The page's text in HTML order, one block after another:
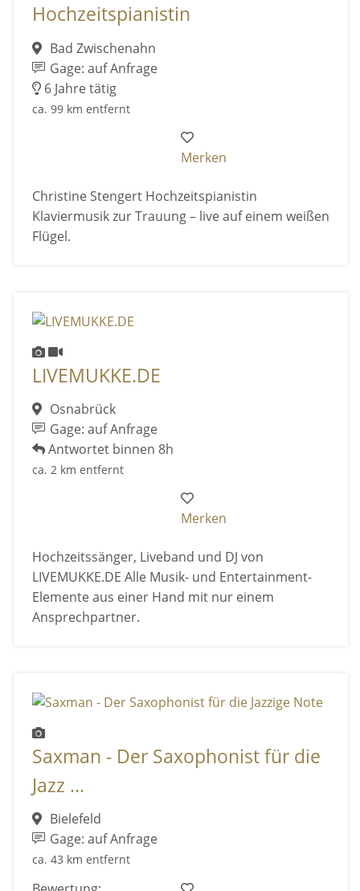
Hochzeitspianistin
Bad Zwischenahn
Gage: auf Anfrage
6 Jahre tätig
ca. 99 km entfernt
Merken
Christine Stengert Hochzeitspianistin
Klaviermusik zur Trauung – live auf einem weißen
Flügel.
LIVEMUKKE.DE
Osnabrück
Gage: auf Anfrage
Antwortet binnen 8h
ca. 2 km entfernt
Merken
Hochzeitssänger, Liveband und DJ von
LIVEMUKKE.DE Alle Musik- und Entertainment-
Elemente aus einer Hand mit nur einem
Ansprechpartner.
Saxman - Der Saxophonist für die
Jazz ...
Bielefeld
Gage: auf Anfrage
ca. 43 km entfernt